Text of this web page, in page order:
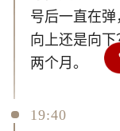
号后一直在
向上还是向
两个月。
19:40